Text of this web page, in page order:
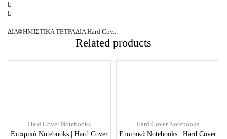
ΔΙΑΦΗΜΙΣΤΙΚΑ ΤΕΤΡΑΔΙΑ Hard Cov...
Related products
Hard Cover Notebooks
Εταιρικά Notebooks | Hard Cover
Hard Cover Notebooks
Εταιρικά Notebooks | Hard Cover